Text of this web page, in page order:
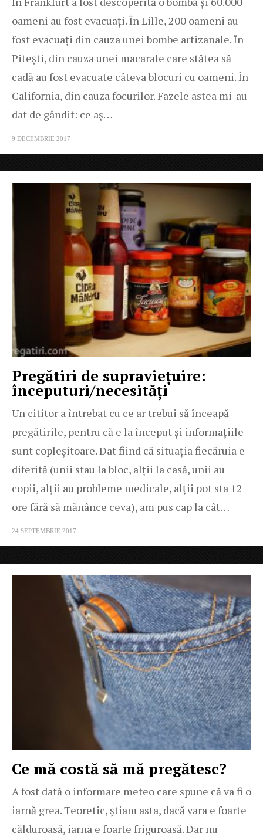
oameni au fost evacuați. În Lille, 200 oameni au
fost evacuați din cauza unei bombe artizanale. În
Pitești, din cauza unei macarale care stătea să
cadă au fost evacuate câteva blocuri cu oameni. În
California, din cauza focurilor. Fazele astea mi-au
dat de gândit: ce aș…
9 DECEMBRIE 2017
Pregătiri de supraviețuire:
începuturi/necesități
Un cititor a întrebat cu ce ar trebui să înceapă
pregătirile, pentru că e la început și informațiile
sunt copleșitoare. Dat fiind că situația fiecăruia e
diferită (unii stau la bloc, alții la casă, unii au
copii, alții au probleme medicale, alții pot sta 12
ore fără să mănânce ceva), am pus cap la cât…
24 SEPTEMBRIE 2017
Ce mă costă să mă pregătesc?
A fost dată o informare meteo care spune că va fi o
iarnă grea. Teoretic, știam asta, dacă vara e foarte
călduroasă, iarna e foarte friguroasă. Dar nu